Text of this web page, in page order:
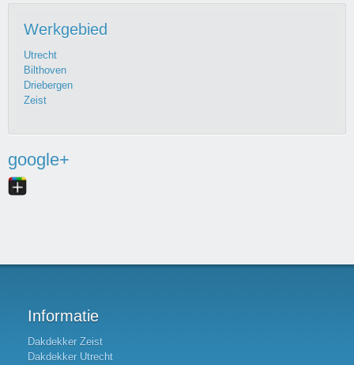
Werkgebied
Utrecht
Bilthoven
Driebergen
Zeist
google+
Informatie
Dakdekker Zeist
Dakdekker Utrecht